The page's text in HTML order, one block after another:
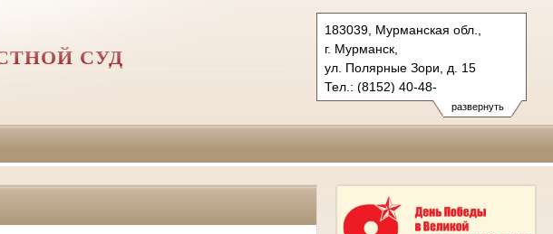
развернуть
183039, Мурманская обл.,
г. Мурманск,
ул. Полярные Зори, д. 15
Тел.: (8152) 40-48-
47 (приемная суда)
oblsud.mrm@sudrf.ru
СУД